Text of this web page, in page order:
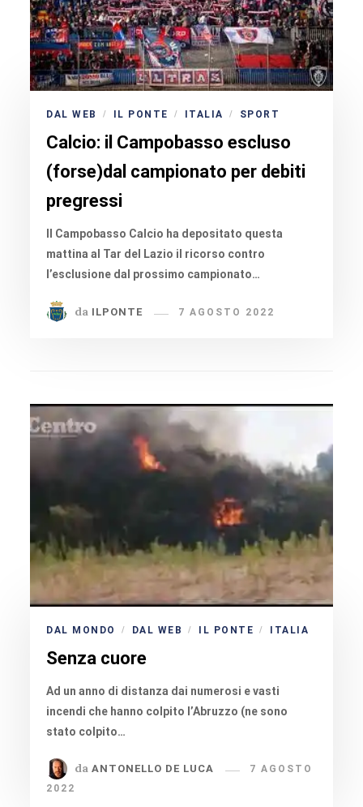
DAL WEB / IL PONTE / ITALIA / SPORT
Calcio: il Campobasso escluso
(forse)dal campionato per debiti
pregressi
Il Campobasso Calcio ha depositato questa
mattina al Tar del Lazio il ricorso contro
l’esclusione dal prossimo campionato…
da ILPONTE 7 AGOSTO 2022
DAL MONDO / DAL WEB / IL PONTE / ITALIA
Senza cuore
Ad un anno di distanza dai numerosi e vasti
incendi che hanno colpito l’Abruzzo (ne sono
stato colpito…
da ANTONELLO DE LUCA
7 AGOSTO
2022